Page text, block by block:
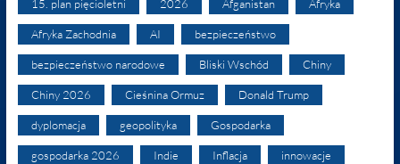
15. plan pięcioletni 2026 Afganistan Afryka
Afryka Zachodnia AI bezpieczeństwo
bezpieczeństwo narodowe Bliski Wschód Chiny
Chiny 2026 Cieśnina Ormuz Donald Trump
dyplomacja geopolityka Gospodarka
gospodarka 2026 Indie Inflacja innowacje